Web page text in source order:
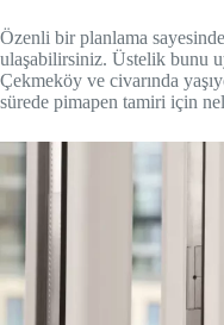
Özenli bir planlama sayesinde
ulaşabilirsiniz. Üstelik bunu
Çekmeköy ve civarında
sürede pimapen tamiri için